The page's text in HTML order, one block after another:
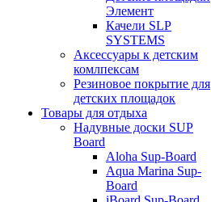
Элемент
Качели SLP
SYSTEMS
Аксессуары к детским
комлпексам
Резиновое покрытие для
детских площадок
Товары для отдыха
Надувные доски SUP
Board
Aloha Sup-Board
Aqua Marina Sup-
Board